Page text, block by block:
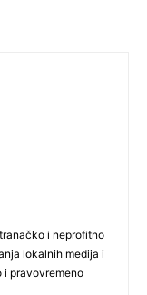
i neprofitno
lokalnih medija i
i pravovremeno